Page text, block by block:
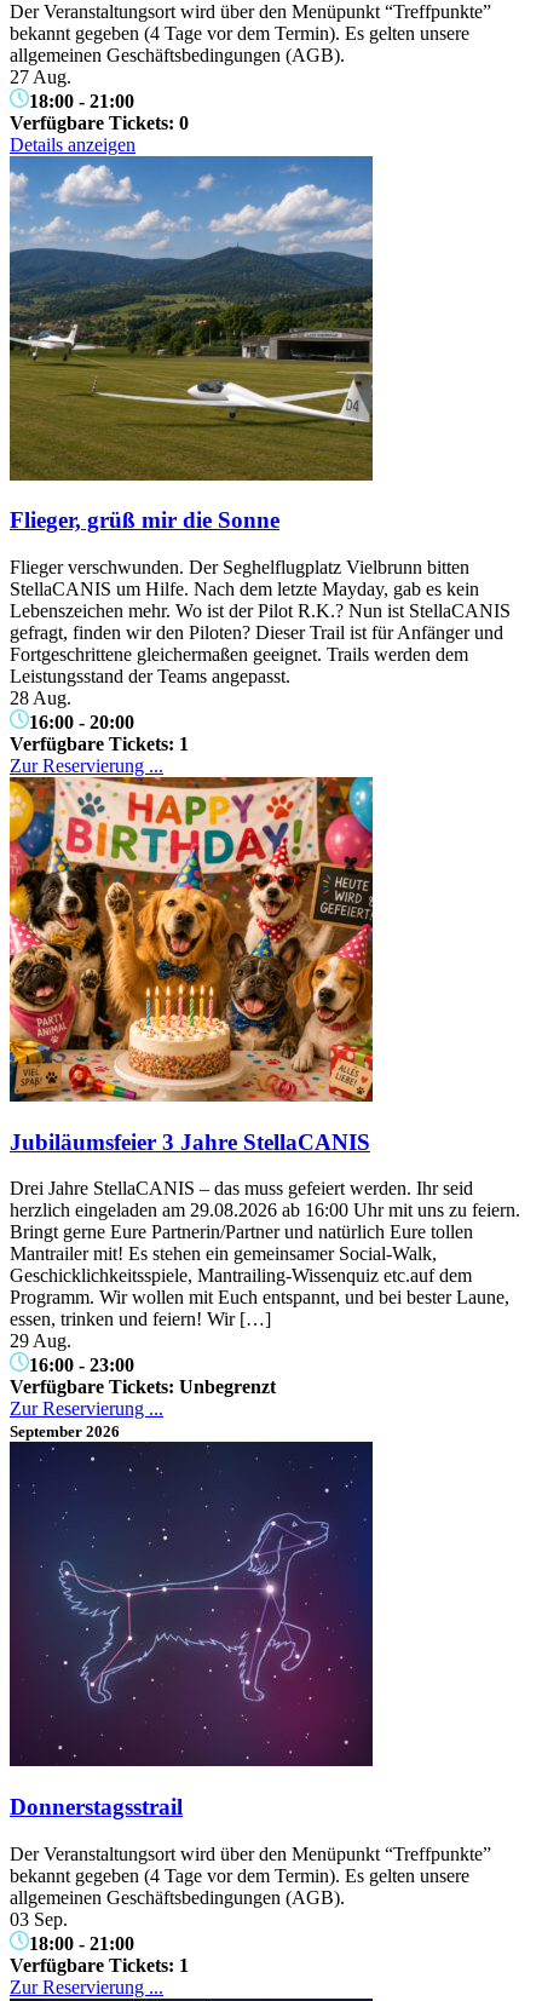
Der Veranstaltungsort wird über den Menüpunkt “Treffpunkte”
bekannt gegeben (4 Tage vor dem Termin). Es gelten unsere
allgemeinen Geschäftsbedingungen (AGB).
27 Aug.
18:00 - 21:00
Verfügbare Tickets: 0
Details anzeigen
Flieger, grüß mir die Sonne
Flieger verschwunden. Der Seghelflugplatz Vielbrunn bitten
StellaCANIS um Hilfe. Nach dem letzte Mayday, gab es kein
Lebenszeichen mehr. Wo ist der Pilot R.K.? Nun ist StellaCANIS
gefragt, finden wir den Piloten? Dieser Trail ist für Anfänger und
Fortgeschrittene gleichermaßen geeignet. Trails werden dem
Leistungsstand der Teams angepasst.
28 Aug.
16:00 - 20:00
Verfügbare Tickets: 1
Zur Reservierung ...
Jubiläumsfeier 3 Jahre StellaCANIS
Drei Jahre StellaCANIS – das muss gefeiert werden. Ihr seid
herzlich eingeladen am 29.08.2026 ab 16:00 Uhr mit uns zu feiern.
Bringt gerne Eure Partnerin/Partner und natürlich Eure tollen
Mantrailer mit! Es stehen ein gemeinsamer Social-Walk,
Geschicklichkeitsspiele, Mantrailing-Wissenquiz etc.auf dem
Programm. Wir wollen mit Euch entspannt, und bei bester Laune,
essen, trinken und feiern! Wir […]
29 Aug.
16:00 - 23:00
Verfügbare Tickets: Unbegrenzt
Zur Reservierung ...
September 2026
Donnerstagsstrail
Der Veranstaltungsort wird über den Menüpunkt “Treffpunkte”
bekannt gegeben (4 Tage vor dem Termin). Es gelten unsere
allgemeinen Geschäftsbedingungen (AGB).
03 Sep.
18:00 - 21:00
Verfügbare Tickets: 1
Zur Reservierung ...